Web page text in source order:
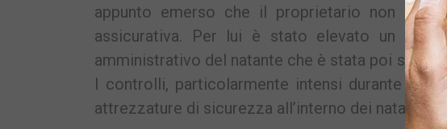
appunto emerso che il proprietario non
assicurativa. Per lui è stato elevato un
amministrativo del natante che è stata poi
I controlli, particolarmente intensi durante
attrezzature di sicurezza all’interno dei natanti.